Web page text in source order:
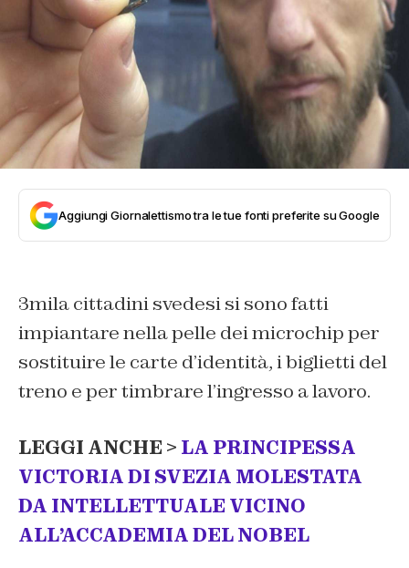
Aggiungi Giornalettismo tra le tue fonti preferite su Google
3mila cittadini svedesi si sono fatti
impiantare nella pelle dei microchip per
sostituire le carte d’identità, i biglietti del
treno e per timbrare l’ingresso a lavoro.
LEGGI ANCHE > LA PRINCIPESSA
VICTORIA DI SVEZIA MOLESTATA
DA INTELLETTUALE VICINO
ALL’ACCADEMIA DEL NOBEL